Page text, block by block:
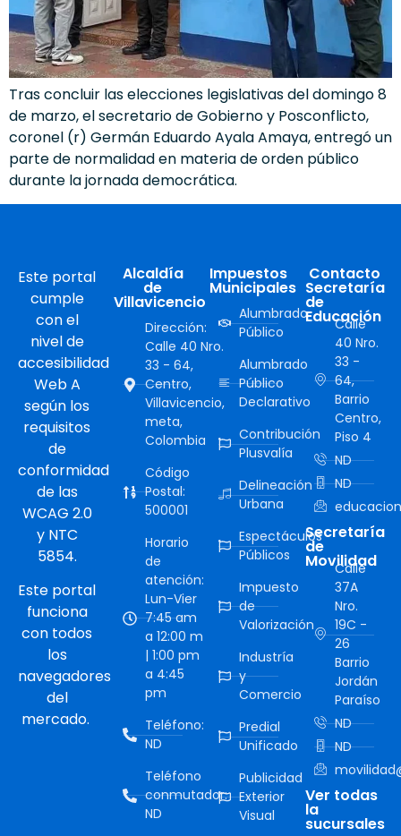
Tras concluir las elecciones legislativas del domingo 8
de marzo, el secretario de Gobierno y Posconflicto,
coronel (r) Germán Eduardo Ayala Amaya, entregó un
parte de normalidad en materia de orden público
durante la jornada democrática.
Este portal
cumple
con el
nivel de
accesibilidad
Web A
según los
requisitos
de
conformidad
de las
WCAG 2.0
y NTC
5854.
Este portal
funciona
con todos
los
navegadores
del
mercado.
Alcaldía
de
Villavicencio
Dirección:
Calle 40 Nro.
33 - 64,
Centro,
Villavicencio,
meta,
Colombia
Código
Postal:
500001
Horario
de
atención:
Lun-Vier
7:45 am
a 12:00 m
| 1:00 pm
a 4:45
pm
Teléfono:
ND
Teléfono
conmutador:
ND
Impuestos
Municipales
Alumbrado
Público
Alumbrado
Público
Declarativo
Contribución
Plusvalía
Delineación
Urbana
Espectáculos
Públicos
Impuesto
de
Valorización
Industría
y
Comercio
Predial
Unificado
Publicidad
Exterior
Visual
Contacto
Secretaría
de
Educación
Calle
40 Nro.
33 -
64,
Barrio
Centro,
Piso 4
ND
ND
Secretaría
de
Movilidad
Calle
37A
Nro.
19C -
26
Barrio
Jordán
Paraíso
ND
ND
Ver todas
la
sucursales